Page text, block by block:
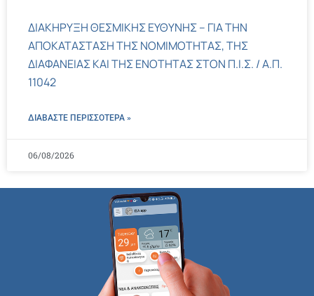
ΔΙΑΚΗΡΥΞΗ ΘΕΣΜΙΚΗΣ ΕΥΘΥΝΗΣ – ΓΙΑ ΤΗΝ
ΑΠΟΚΑΤΑΣΤΑΣΗ ΤΗΣ ΝΟΜΙΜΟΤΗΤΑΣ, ΤΗΣ
ΔΙΑΦΑΝΕΙΑΣ ΚΑΙ ΤΗΣ ΕΝΟΤΗΤΑΣ ΣΤΟΝ Π.Ι.Σ. / Α.Π.
11042
ΔΙΑΒΑΣΤΕ ΠΕΡΙΣΣΌΤΕΡΑ »
06/08/2026